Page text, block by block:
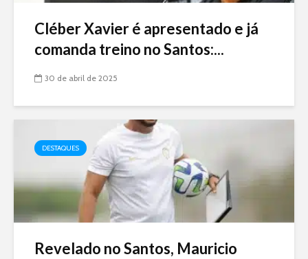
Cléber Xavier é apresentado e já
comanda treino no Santos:...
30 de abril de 2025
DESTAQUES
Revelado no Santos, Mauricio